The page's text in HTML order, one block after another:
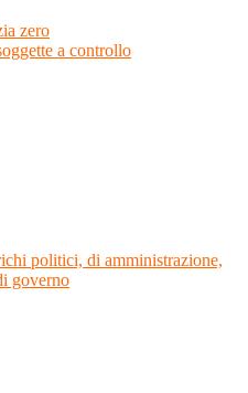
zero
a controllo
politici, di amministrazione,
governo